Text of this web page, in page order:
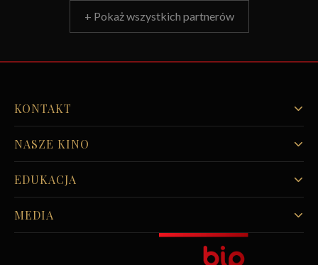
+ Pokaż wszystkich partnerów
KONTAKT
NASZE KINO
EDUKACJA
MEDIA